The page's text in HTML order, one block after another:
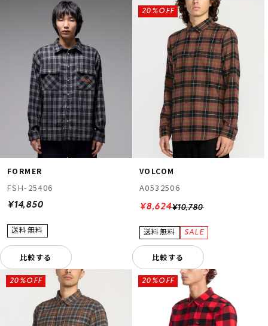
FORMER
FSH-25406
¥14,850
比較する
VOLCOM
A0532506
¥10,780
20%OFF
¥8,624
比較する
20%OFF 20%OFF